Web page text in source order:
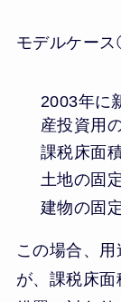
モデルケース
2003年に
産投資用
課税床面
土地の固
建物の固
この場合、
が、課税床